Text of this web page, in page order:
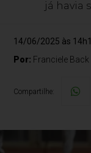
já havia
14/06/2025 às
Por: Franciele Back
Compartilhe: